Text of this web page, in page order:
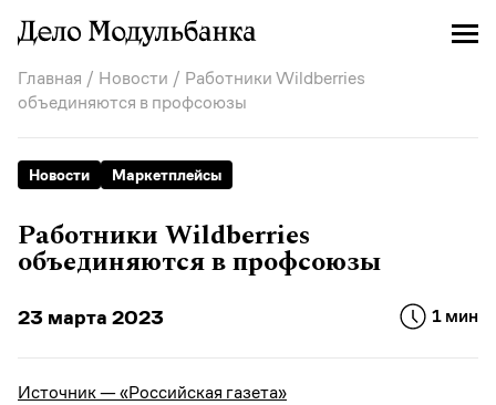
Главная / Новости / Работники Wildberries
объединяются в профсоюзы
Новости Маркетплейсы
Работники Wildberries
объединяются в профсоюзы
23 марта 2023 1 мин
Источник — «Российская газета»